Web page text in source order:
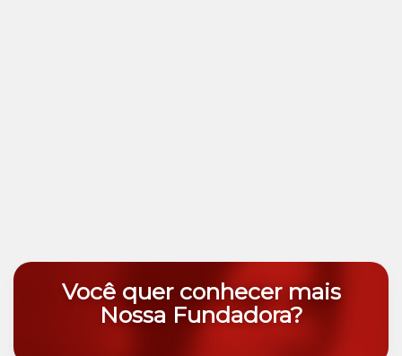
Você quer conhecer mais
Nossa Fundadora?